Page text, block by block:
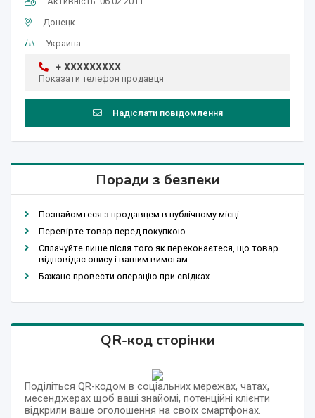
Донецк
Украина
+ XXXXXXXXX
Показати телефон продавця
Надіслати повідомлення
Поради з безпеки
Познайомтеся з продавцем в публічному місці
Перевірте товар перед покупкою
Сплачуйте лише після того як переконаєтеся, що товар
відповідає опису і вашим вимогам
Бажано провести операцію при свідках
QR-код сторінки
Поділіться QR-кодом в соціальних мережах, чатах,
месенджерах щоб ваші знайомі, потенційні клієнти
відкрили ваше оголошення на своїх смартфонах.